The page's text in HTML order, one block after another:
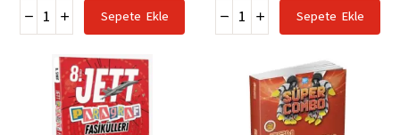
Sepete Ekle Sepete Ekle